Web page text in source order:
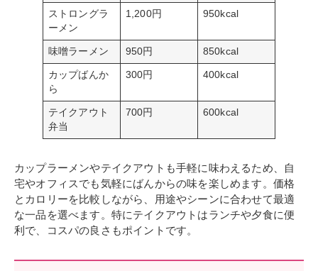
ストロングラ
ーメン
1,200円 950kcal
味噌ラーメン 950円 850kcal
カップばんか
ら
300円 400kcal
テイクアウト
弁当
700円 600kcal
カップラーメンやテイクアウトも手軽に味わえるため、自
宅やオフィスでも気軽にばんからの味を楽しめます。価格
とカロリーを比較しながら、用途やシーンに合わせて最適
な一品を選べます。特にテイクアウトはランチや夕食に便
利で、コスパの良さもポイントです。